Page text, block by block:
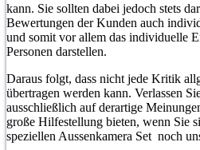
kann. Sie sollten dabei jedoch stets
Bewertungen der Kunden auch
und somit vor allem das individuelle
Personen darstellen.
Daraus folgt, dass nicht jede Kritik
übertragen werden kann. Verlassen
ausschließlich auf derartige
große Hilfestellung bieten, wenn Sie
speziellen Aussenkamera Set noch